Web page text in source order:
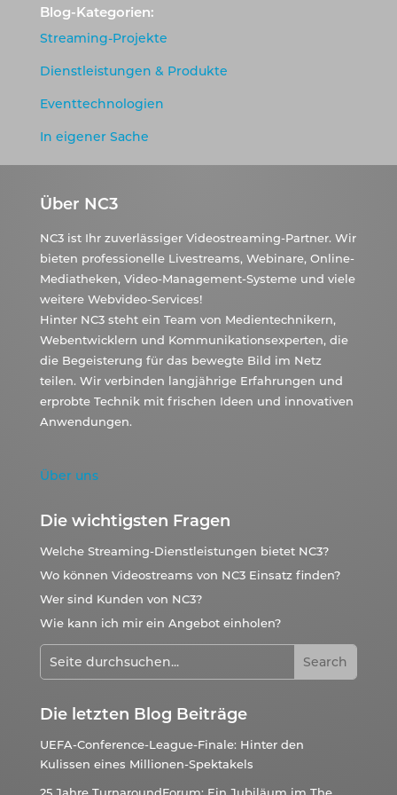
Blog-Kategorien:
Streaming-Projekte
Dienstleistungen & Produkte
Eventtechnologien
In eigener Sache
Über NC3
NC3 ist Ihr zuverlässiger Videostreaming-Partner. Wir
bieten professionelle Livestreams, Webinare, Online-
Mediatheken, Video-Management-Systeme und viele
weitere Webvideo-Services!
Hinter NC3 steht ein Team von Medientechnikern,
Webentwicklern und Kommunikationsexperten, die
die Begeisterung für das bewegte Bild im Netz
teilen. Wir verbinden langjährige Erfahrungen und
erprobte Technik mit frischen Ideen und innovativen
Anwendungen.
Über uns
Die wichtigsten Fragen
Welche Streaming-Dienstleistungen bietet NC3?
Wo können Videostreams von NC3 Einsatz finden?
Wer sind Kunden von NC3?
Wie kann ich mir ein Angebot einholen?
Die letzten Blog Beiträge
UEFA-Conference-League-Finale: Hinter den
Kulissen eines Millionen-Spektakels